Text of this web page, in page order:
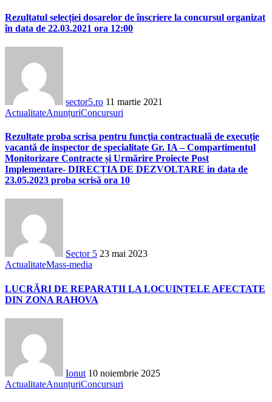
Rezultatul selecției dosarelor de înscriere la concursul organizat
în data de 22.03.2021 ora 12:00
sector5.ro 11 martie 2021
ActualitateAnunțuriConcursuri
Rezultate proba scrisa pentru funcţia contractuală de execuție
vacantă de inspector de specialitate Gr. IA – Compartimentul
Monitorizare Contracte și Urmărire Proiecte Post
Implementare- DIRECȚIA DE DEZVOLTARE in data de
23.05.2023 proba scrisă ora 10
Sector 5 23 mai 2023
ActualitateMass-media
LUCRĂRI DE REPARAȚII LA LOCUINȚELE AFECTATE
DIN ZONA RAHOVA
Ionut 10 noiembrie 2025
ActualitateAnunțuriConcursuri